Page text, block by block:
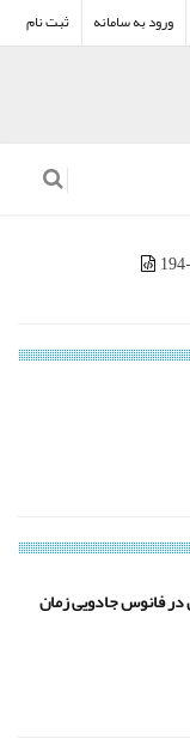
ورود به سامانه ثبت نام
در فانوس جادویی زمان